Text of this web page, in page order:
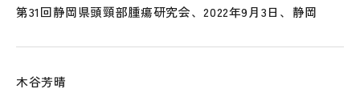
第31回静岡県頭頸部腫瘍研究会、2022年9月3日、静岡
木谷芳晴